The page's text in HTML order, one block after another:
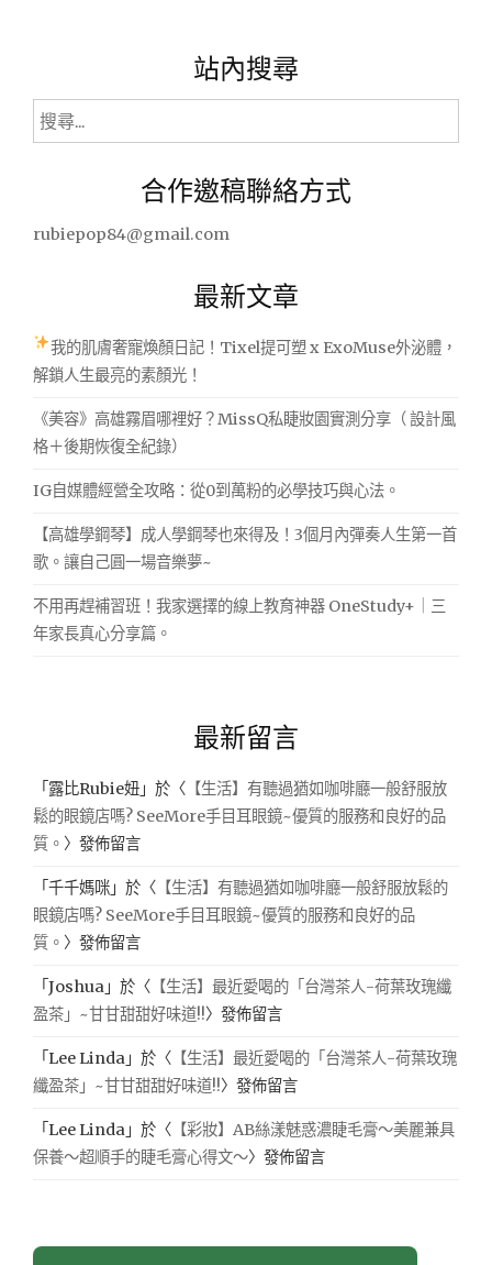
站內搜尋
搜
尋
合作邀稿聯絡方式
rubiepop84@gmail.com
最新文章
我的肌膚奢寵煥顏日記！Tixel提可塑 x ExoMuse外泌體，
解鎖人生最亮的素顏光！
《美容》高雄霧眉哪裡好？MissQ私睫妝園實測分享（ 設計風
格＋後期恢復全紀錄）
IG自媒體經營全攻略：從0到萬粉的必學技巧與心法。
【高雄學鋼琴】成人學鋼琴也來得及！3個月內彈奏人生第一首
歌。讓自己圓一場音樂夢~
不用再趕補習班！我家選擇的線上教育神器 OneStudy+｜三
年家長真心分享篇。
最新留言
「 露比Rubie妞 」於〈 【生活】有聽過猶如咖啡廳一般舒服放
鬆的眼鏡店嗎? SeeMore手目耳眼鏡~優質的服務和良好的品
質。 〉發佈留言
「千千媽咪 」於〈 【生活】有聽過猶如咖啡廳一般舒服放鬆的
眼鏡店嗎? SeeMore手目耳眼鏡~優質的服務和良好的品
質。 〉發佈留言
「Joshua 」於〈 【生活】最近愛喝的「台灣茶人-荷葉玫瑰纖
盈茶」~甘甘甜甜好味道!!〉發佈留言
「Lee Linda 」於〈 【生活】最近愛喝的「台灣茶人-荷葉玫瑰
纖盈茶」~甘甘甜甜好味道!!〉發佈留言
「Lee Linda 」於〈 【彩妝】AB絲漾魅惑濃睫毛膏～美麗兼具
保養～超順手的睫毛膏心得文～〉發佈留言